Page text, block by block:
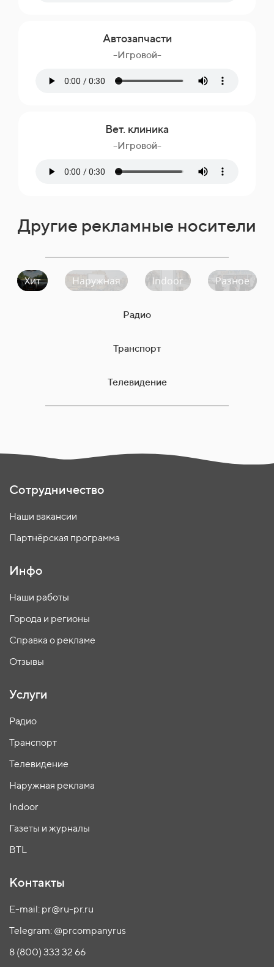
Автозапчасти
-Игровой-
Вет. клиника
-Игровой-
Другие рекламные носители
Хит Наружная Indoor Разное
Радио
Транспорт
Телевидение
Сотрудничество
Наши вакансии
Партнёрская программа
Инфо
Наши работы
Города и регионы
Справка о рекламе
Отзывы
Услуги
Радио
Транспорт
Телевидение
Наружная реклама
Indoor
Газеты и журналы
BTL
Контакты
E-mail: pr@ru-pr.ru
Telegram: @prcompanyrus
8 (800) 333 32 66